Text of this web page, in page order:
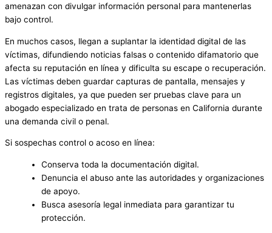
amenazan con divulgar información personal para mantenerlas
bajo control.
En muchos casos, llegan a suplantar la identidad digital de las
víctimas, difundiendo noticias falsas o contenido difamatorio que
afecta su reputación en línea y dificulta su escape o recuperación.
Las víctimas deben guardar capturas de pantalla, mensajes y
registros digitales, ya que pueden ser pruebas clave para un
abogado especializado en trata de personas en California durante
una demanda civil o penal.
Si sospechas control o acoso en línea:
Conserva toda la documentación digital.
Denuncia el abuso ante las autoridades y organizaciones
de apoyo.
Busca asesoría legal inmediata para garantizar tu
protección.